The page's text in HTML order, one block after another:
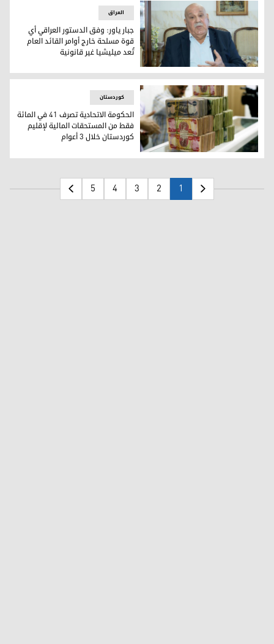
الخبير في المجال الأمني والعسكري جبار ياور
العراق
جبار ياور: وفق الدستور العراقي أي
قوة مسلحة خارج أوامر القائد العام
تُعد ميليشيا غير قانونية
الحكومة الاتحادية تصرف 41 في المائة فقط من المستحقات المالية لإقليم كوردستان خلال 3 أعوام
کوردستان
الحكومة الاتحادية تصرف 41 في المائة
فقط من المستحقات المالية لإقليم
كوردستان خلال 3 أعوام
1
2
3
4
5